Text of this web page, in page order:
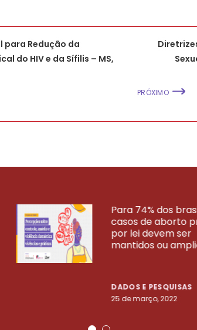
para Redução da
do HIV e da Sífilis – MS,
PRÓXIMO
Para 74% dos
casos de aborto
por lei devem ser
mantidos ou
DADOS E PESQUISAS
25 de março, 2022
VEJA MAIS PESQUISAS